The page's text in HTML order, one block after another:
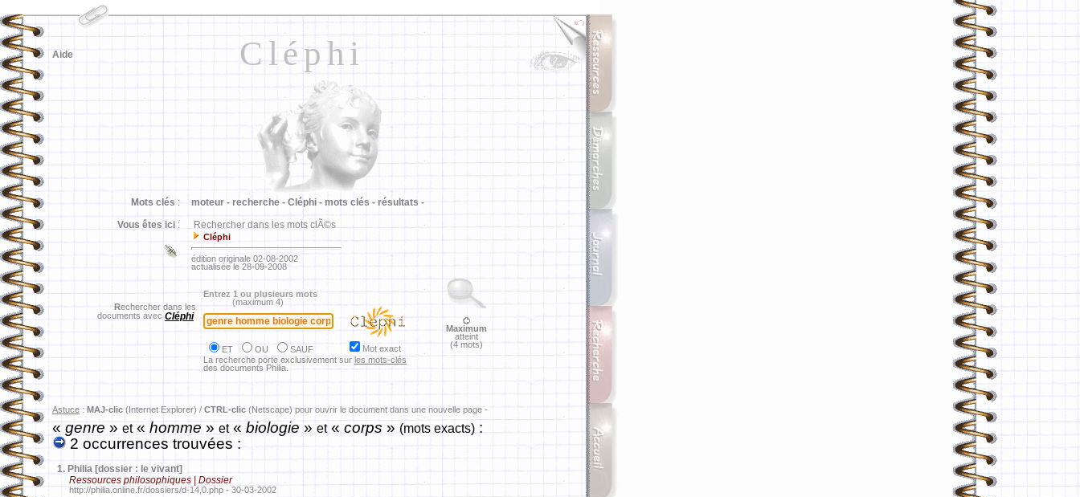
Cléphi
Aide
Mots clés : moteur - recherche - Cléphi - mots clés - résultats -
Vous êtes ici : Rechercher dans les mots clÃ©s
Cléphi
édition originale 02-08-2002
actualisée le 28-09-2008
Rechercher dans les
documents avec Cléphi
Entrez 1 ou plusieurs mots
(maximum 4)
ET OU SAUF
Mot exact
La recherche porte exclusivement sur les mots-clés
des documents Philia.
Maximum
atteint
(4 mots)
Astuce : MAJ-clic (Internet Explorer) / CTRL-clic (Netscape) pour ouvrir le document dans une nouvelle page -
«genre » et« homme » et« biologie » et« corps » (mots exacts) :
2 occurrences trouvées :
1. Philia [dossier : le vivant]
Ressources philosophiques | Dossier
http://philia.online.fr/dossiers/d-14,0.php - 30-03-2002